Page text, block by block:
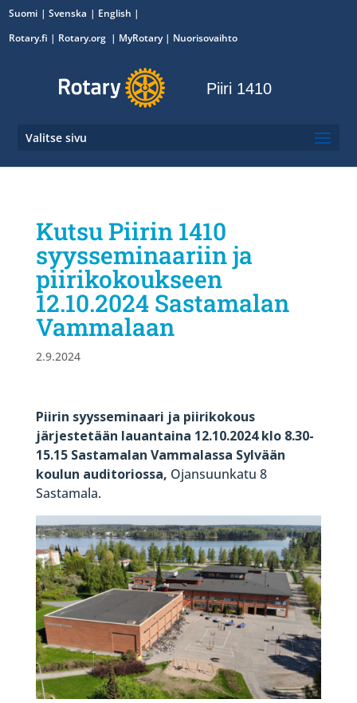
Suomi Svenska
English
Rotary.fi | Rotary.org | MyRotary| Nuorisovaihto
Piiri 1410
Valitse sivu
Kutsu Piirin 1410
syysseminaariin ja
piirikokoukseen
12.10.2024 Sastamalan
Vammalaan
2.9.2024
Piirin syysseminaari ja piirikokous
järjestetään lauantaina 12.10.2024 klo 8.30-
15.15 Sastamalan Vammalassa Sylvään
koulun auditoriossa, Ojansuunkatu 8
Sastamala.